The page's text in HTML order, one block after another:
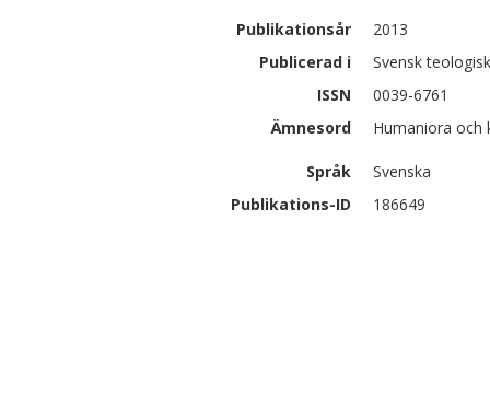
Publikationsår
2013
Publicerad i
Svensk
ISSN
0039-6761
Ämnesord
Humaniora
Språk
Svenska
Publikations-ID
186649